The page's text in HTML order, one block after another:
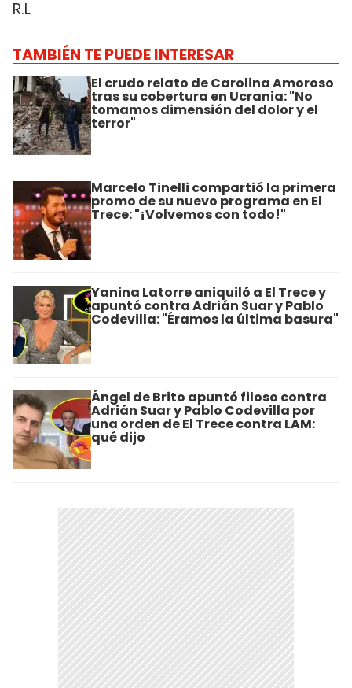
R.L
TAMBIÉN TE PUEDE INTERESAR
El crudo relato de Carolina Amoroso
tras su cobertura en Ucrania: "No
tomamos dimensión del dolor y el
terror"
Marcelo Tinelli compartió la primera
promo de su nuevo programa en El
Trece: "¡Volvemos con todo!"
Yanina Latorre aniquiló a El Trece y
apuntó contra Adrián Suar y Pablo
Codevilla: "Éramos la última basura"
Ángel de Brito apuntó filoso contra
Adrián Suar y Pablo Codevilla por
una orden de El Trece contra LAM:
qué dijo